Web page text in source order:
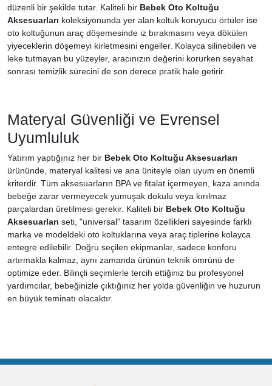
düzenli bir şekilde tutar. Kaliteli bir Bebek Oto Koltuğu
Aksesuarları koleksiyonunda yer alan koltuk koruyucu örtüler ise
oto koltuğunun araç döşemesinde iz bırakmasını veya dökülen
yiyeceklerin döşemeyi kirletmesini engeller. Kolayca silinebilen ve
leke tutmayan bu yüzeyler, aracınızın değerini korurken seyahat
sonrası temizlik sürecini de son derece pratik hale getirir.
Materyal Güvenliği ve Evrensel
Uyumluluk
Yatırım yaptığınız her bir Bebek Oto Koltuğu Aksesuarları
ürününde, materyal kalitesi ve ana üniteyle olan uyum en önemli
kriterdir. Tüm aksesuarların BPA ve fitalat içermeyen, kaza anında
bebeğe zarar vermeyecek yumuşak dokulu veya kırılmaz
parçalardan üretilmesi gerekir. Kaliteli bir Bebek Oto Koltuğu
Aksesuarları seti, "universal" tasarım özellikleri sayesinde farklı
marka ve modeldeki oto koltuklarına veya araç tiplerine kolayca
entegre edilebilir. Doğru seçilen ekipmanlar, sadece konforu
artırmakla kalmaz, aynı zamanda ürünün teknik ömrünü de
optimize eder. Bilinçli seçimlerle tercih ettiğiniz bu profesyonel
yardımcılar, bebeğinizle çıktığınız her yolda güvenliğin ve huzurun
en büyük teminatı olacaktır.